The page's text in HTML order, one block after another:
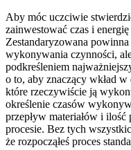
Aby móc uczciwie
zainwestować czas i
Zestandaryzowana
wykonywania czynności,
podkreśleniem
o to, aby znaczący wkład
które rzeczywiście ją
określenie czasów
przepływ materiałów i
procesie. Bez tych
że rozpocząłeś proces